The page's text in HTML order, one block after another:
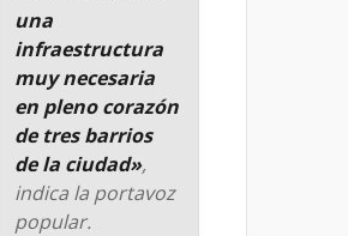
una
infraestructura
muy necesaria
en pleno corazón
de tres barrios
de la ciudad»,
indica la portavoz
popular.